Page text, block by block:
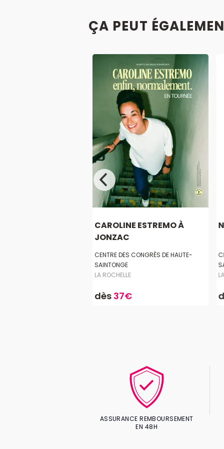
ÇA PEUT
CAROLINE ESTREMO À
JONZAC
CENTRE DES CONGRÈS DE HAUTE-
SAINTONGE
LA ROCHELLE
dès 37€
ASSURANCE REMBOURSEMENT
EN 48H